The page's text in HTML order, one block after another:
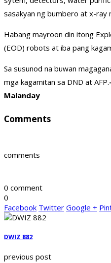
sasakyan ng bumbero at x-ray
Habang mayroon din itong
(EOD) robots at iba pang
Sa susunod na buwan
mga kagamitan sa DND at AFP.
Malanday
Comments
comments
0 comment
0
Facebook Twitter Google +
DWIZ 882
previous post